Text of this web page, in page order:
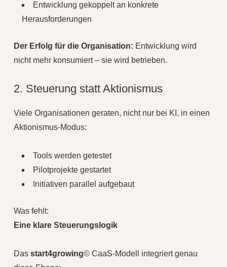
Entwicklung gekoppelt an konkrete
Herausforderungen
Der Erfolg für die Organisation: Entwicklung wird
nicht mehr konsumiert – sie wird betrieben.
2. Steuerung statt Aktionismus
Viele Organisationen geraten, nicht nur bei KI, in einen
Aktionismus-Modus:
Tools werden getestet
Pilotprojekte gestartet
Initiativen parallel aufgebaut
Was fehlt:
Eine klare Steuerungslogik
Das start4growing© CaaS-Modell integriert genau